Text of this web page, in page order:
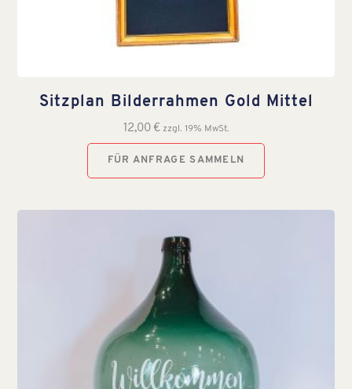
Sitzplan Bilderrahmen Gold Mittel
12,00 € zzgl. 19% MwSt.
FÜR ANFRAGE SAMMELN